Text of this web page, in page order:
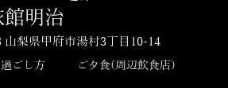
館明治
山梨県甲府市湯村3丁目10-14
過ごし方 ご夕食(周辺飲食店)